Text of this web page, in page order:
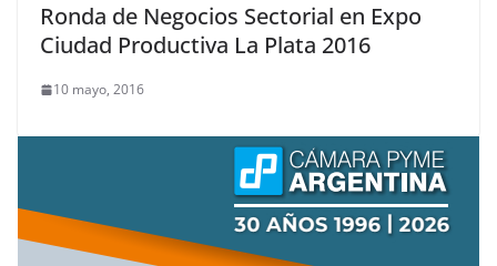
Ronda de Negocios Sectorial en Expo
Ciudad Productiva La Plata 2016
10 mayo, 2016